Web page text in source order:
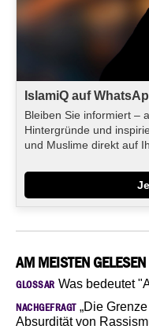
IslamiQ auf
Bleiben Sie informiert –
Hintergründe und
und Muslime direkt auf
AM MEISTEN GELESEN
GLOSSAR Was bedeutet
NACHGEFRAGT„Die
Absurdität von